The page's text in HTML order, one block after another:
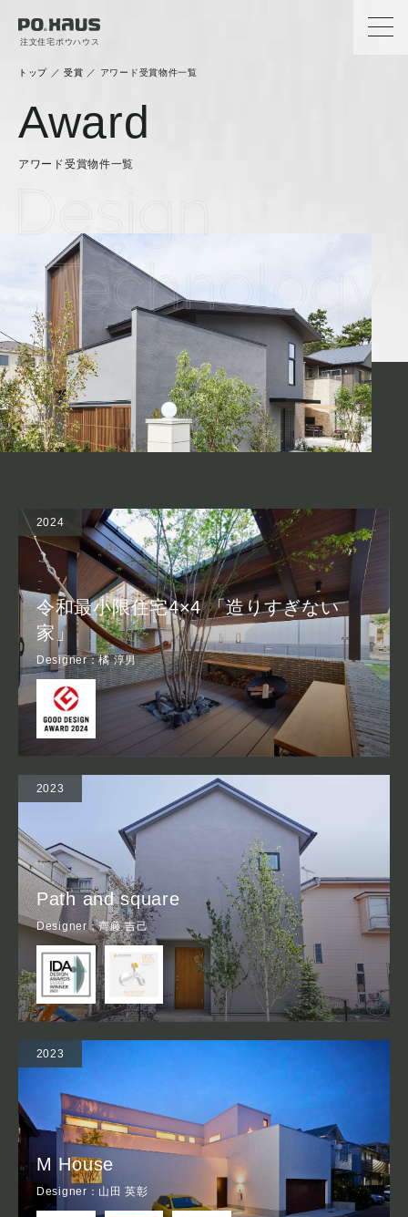
注文住宅ポウハウス
トップ ／受賞 ／ アワード受賞物件一覧
Award
アワード受賞物件一覧
2024
令和最小限住宅4×4 「造りすぎない
家」
Designer：橘 淳男
2023
Path and square
Designer：齊藤 吉己
2023
M House
Designer：山田 英彰